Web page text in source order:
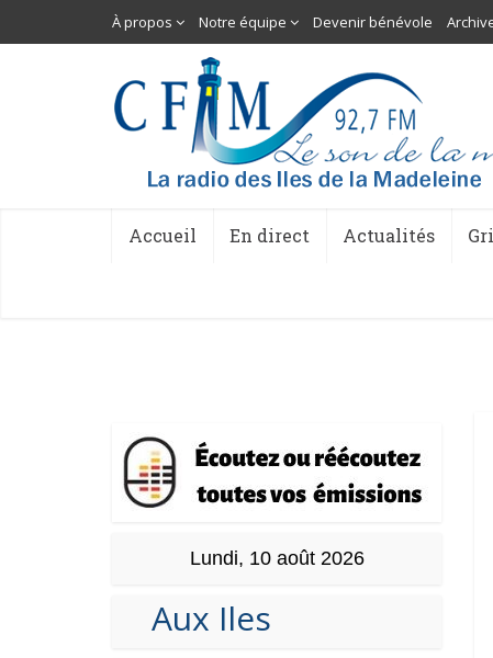
À propos Notre équipe Devenir bénévole
Accueil En direct Actualités
Lundi, 10 août 2026
Aux Iles